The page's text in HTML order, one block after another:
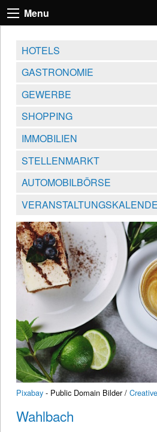
Menu
HOTELS
GASTRONOMIE
GEWERBE
SHOPPING
IMMOBILIEN
STELLENMARKT
AUTOMOBILBÖRSE
Pixabay - Public Domain Bilder /
Wahlbach